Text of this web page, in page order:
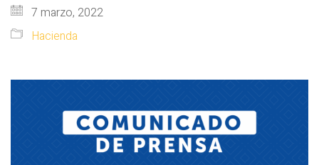
7 marzo, 2022
Hacienda